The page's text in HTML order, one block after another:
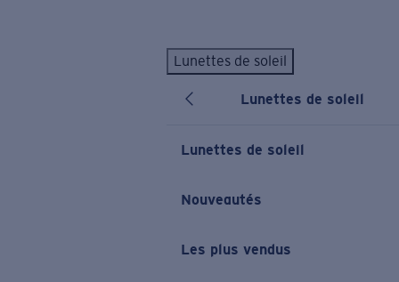
Lunettes de soleil
Lunettes de soleil
Lunettes de soleil
Nouveautés
Les plus vendus
LES PLUS RECHERCHÉS
Lunettes de soleil personnalisées Nouveau